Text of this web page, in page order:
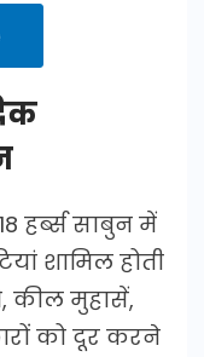
हर्ब्स साबुन में
शामिल होती
कील मुहासें,
को दूर करने